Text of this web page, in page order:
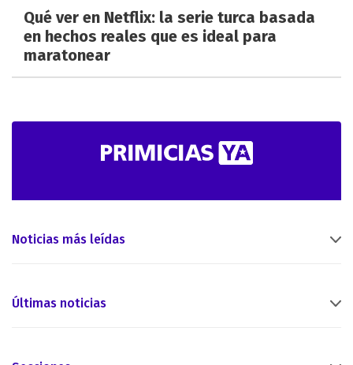
Qué ver en Netflix: la serie turca basada
en hechos reales que es ideal para
maratonear
Noticias más leídas
Últimas noticias